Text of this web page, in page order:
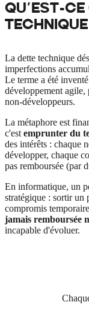
QU'EST-CE
TECHNIQUE
La dette technique
imperfections
Le terme a été
développement
non-développeurs.
La métaphore est
c'est emprunter du
des intérêts : chaque
développer, chaque
pas remboursée (par
En informatique, un
stratégique : sortir un
compromis
jamais remboursée
incapable d'évoluer.